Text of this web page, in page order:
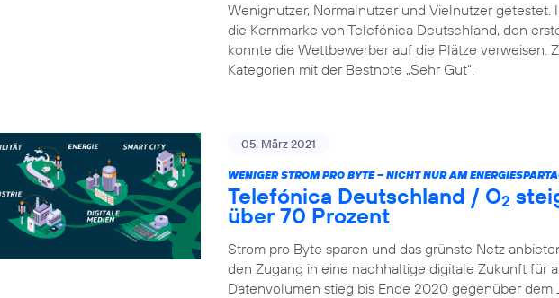
Wenignutzer, Normalnutzer und Vielnutzer
die Kernmarke von Telefónica Deutschland, den
konnte die Wettbewerber auf die Plätze verweisen.
Kategorien mit der Bestnote „Sehr Gut“.
05. März 2021
WENIGER STROM PRO BYTE – NICHT NUR AM
Telefónica Deutschland / O2
über 70 Prozent
Strom pro Byte sparen und das grünste Netz
den Zugang in eine nachhaltige digitale Zukunft für
Datenvolumen stieg bis Ende 2020 gegenüber dem